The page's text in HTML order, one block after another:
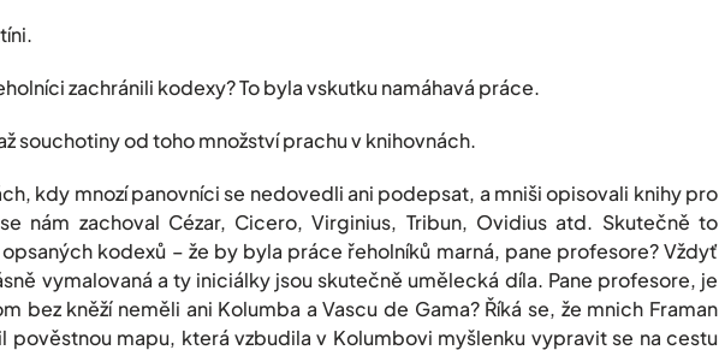
zachránili kodexy? To byla vskutku namáhavá práce.
souchotiny od toho množství prachu v knihovnách.
kdy mnozí panovníci se nedovedli ani podepsat, a mniši opisovali knihy pro
nám zachoval Cézar, Cicero, Virginius, Tribun, Ovidius atd. Skutečně to
kodexů – že by byla práce řeholníků marná, pane profesore? Vždyť
vymalovaná a ty iniciálky jsou skutečně umělecká díla. Pane profesore, je
bez kněží neměli ani Kolumba a Vascu de Gama? Říká se, že mnich Framan
pověstnou mapu, která vzbudila v Kolumbovi myšlenku vypravit se na cestu